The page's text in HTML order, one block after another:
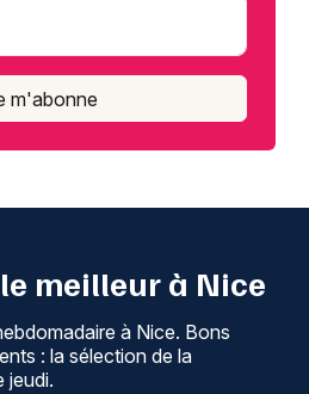
m'abonne
meilleur à Nice
à Nice. Bons
: la sélection de la
jeudi.